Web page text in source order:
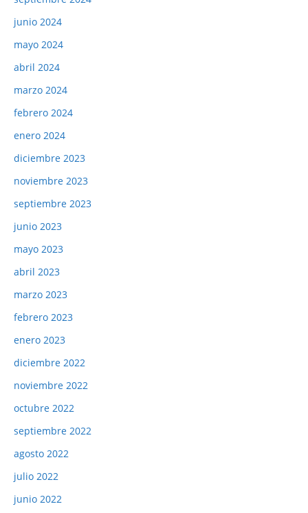
junio 2024
mayo 2024
abril 2024
marzo 2024
febrero 2024
enero 2024
diciembre 2023
noviembre 2023
septiembre 2023
junio 2023
mayo 2023
abril 2023
marzo 2023
febrero 2023
enero 2023
diciembre 2022
noviembre 2022
octubre 2022
septiembre 2022
agosto 2022
julio 2022
junio 2022